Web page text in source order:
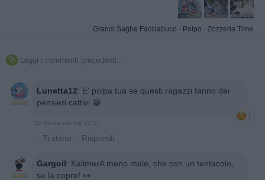
Grandi Saghe Facciabuco · Polpo · Zozzeria Time
 Leggi i commenti precedenti...
Lunetta12: E' polpa tua se questi ragazzi fanno dei
pensieri cattivi 😁
1
31 Marzo alle ore 22:27
· Ti stimo · Rispondi
Gargoil: KalimerA meno male, che con un tentacolo,
se la copre! 👀